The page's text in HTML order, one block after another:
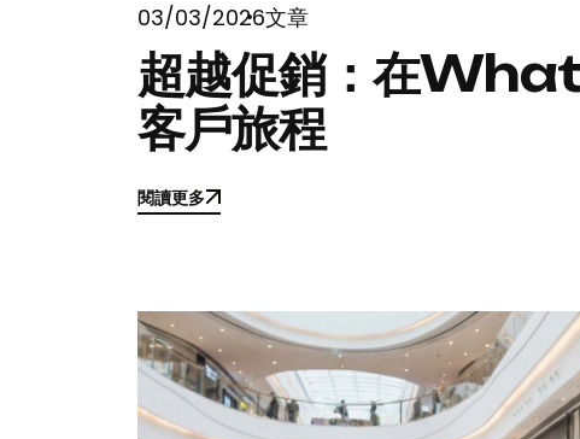
03/03/2026文章
超越促銷：在
客戶旅程
閱讀更多
閱讀更多